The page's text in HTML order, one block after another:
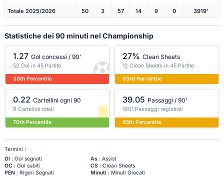
Totale 2025/2026 50 3 57 14 9 0 3919'
Statistiche dei 90 minuti nel Championship
1.27 Gol concessi / 90'
52 Gol in 45 Partite
38th Percentile
27% Clean Sheets
12 Clean Sheets in 45 Partite
63rd Percentile
0.22 Cartellini ogni 90
9 Cartellini totali
70th Percentile
39.05 Passaggi / 90'
1601 Passaggi registrati
65th Percentile
Termini :
Gl : Gol segnati As: Assist
GC : Gol subiti CS: Clean Sheets
PEN: Rigori Segnati Minuti : Minuti Giocati